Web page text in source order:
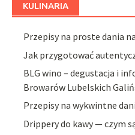
KULINARIA
Przepisy na proste dania
Jak przygotować
BLG wino – degustacja i
Browarów Lubelskich
Przepisy na wykwintne
Drippery do kawy — czym